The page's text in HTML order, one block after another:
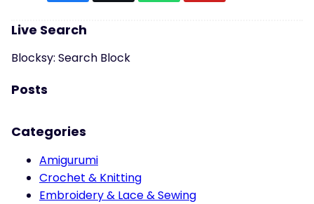
Live Search
Blocksy: Search Block
Posts
Categories
Amigurumi
Crochet & Knitting
Embroidery & Lace & Sewing